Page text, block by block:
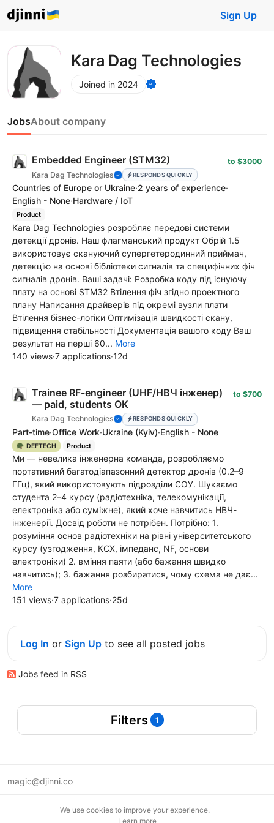
Sign Up
Kara Dag Technologies
Joined in 2024
JobsAbout company
Embedded Engineer (STM32)
Kara Dag Technologies RESPONDS QUICKLY
to $3000
Countries of Europe or Ukraine·2 years of experience·
English - None·Hardware / IoT
Product
Kara Dag Technologies розробляє передові системи
детекції дронів. Наш флагманський продукт Обрій 1.5
використовує скануючий супергетеродинний приймач,
детекцію на основі бібліотеки сигналів та специфічних фіч
сигналів дронів. Ваші задачі: Розробка коду під існуючу
плату на основі STM32 Втілення фіч згідно проектного
плану Написання драйверів під окремі вузли плати
Втілення бізнес-логіки Оптимізація швидкості скану,
підвищення стабільності Документація вашого коду Ваш
результат на перші 60... More
140 views·7 applications·12d
Trainee RF-engineer (UHF/НВЧ інженер)
— paid, students OK
Kara Dag Technologies RESPONDS QUICKLY
to $700
Part-time·Office Work·Ukraine (Kyiv)·English - None
🪖 DEFTECH Product
Ми — невелика інженерна команда, розробляємо
портативний багатодіапазонний детектор дронів (0.2–9
ГГц), який використовують підрозділи СОУ. Шукаємо
студента 2–4 курсу (радіотехніка, телекомунікації,
електроніка або суміжне), який хоче навчитись НВЧ-
інженерії. Досвід роботи не потрібен. Потрібно: 1.
розуміння основ радіотехніки на рівні університетського
курсу (узгодження, КСХ, імпеданс, NF, основи
електроніки) 2. вміння паяти (або бажання швидко
навчитись); 3. бажання розбиратися, чому схема не дає...
More
151 views·7 applications·25d
Log In or Sign Up to see all posted jobs
Jobs feed in RSS
Filters 1
magic@djinni.co
We use cookies to improve your experience.
Learn more